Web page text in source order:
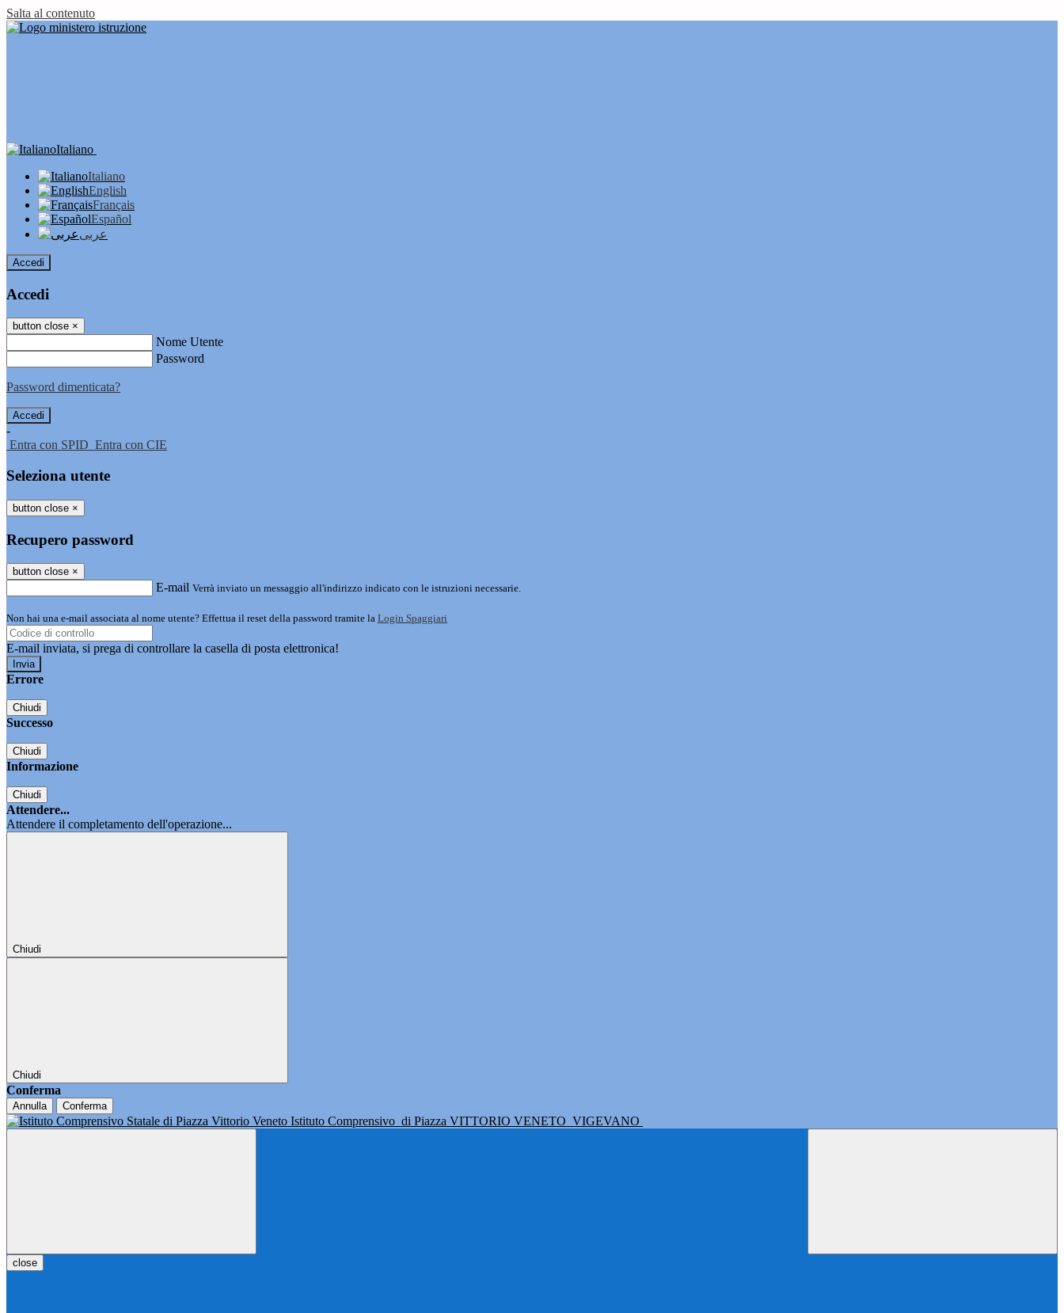
Salta al contenuto
Italiano
Italiano
English
Français
Español
عربى
Accedi
Accedi
button close ×
Nome Utente
Password
Password dimenticata?
-
Entra con SPID Entra con CIE
Seleziona utente
button close ×
Recupero password
button close ×
E-mail Verrà inviato un messaggio all'indirizzo indicato con le istruzioni necessarie.
Non hai una e-mail associata al nome utente? Effettua il reset della password tramite la Login Spaggiari
E-mail inviata, si prega di controllare la casella di posta elettronica!
Errore
Chiudi
Successo
Chiudi
Informazione
Chiudi
Attendere...
Attendere il completamento dell'operazione...
Chiudi
Chiudi
Conferma
Annulla Conferma
Istituto Comprensivo di Piazza VITTORIO VENETO VIGEVANO
close